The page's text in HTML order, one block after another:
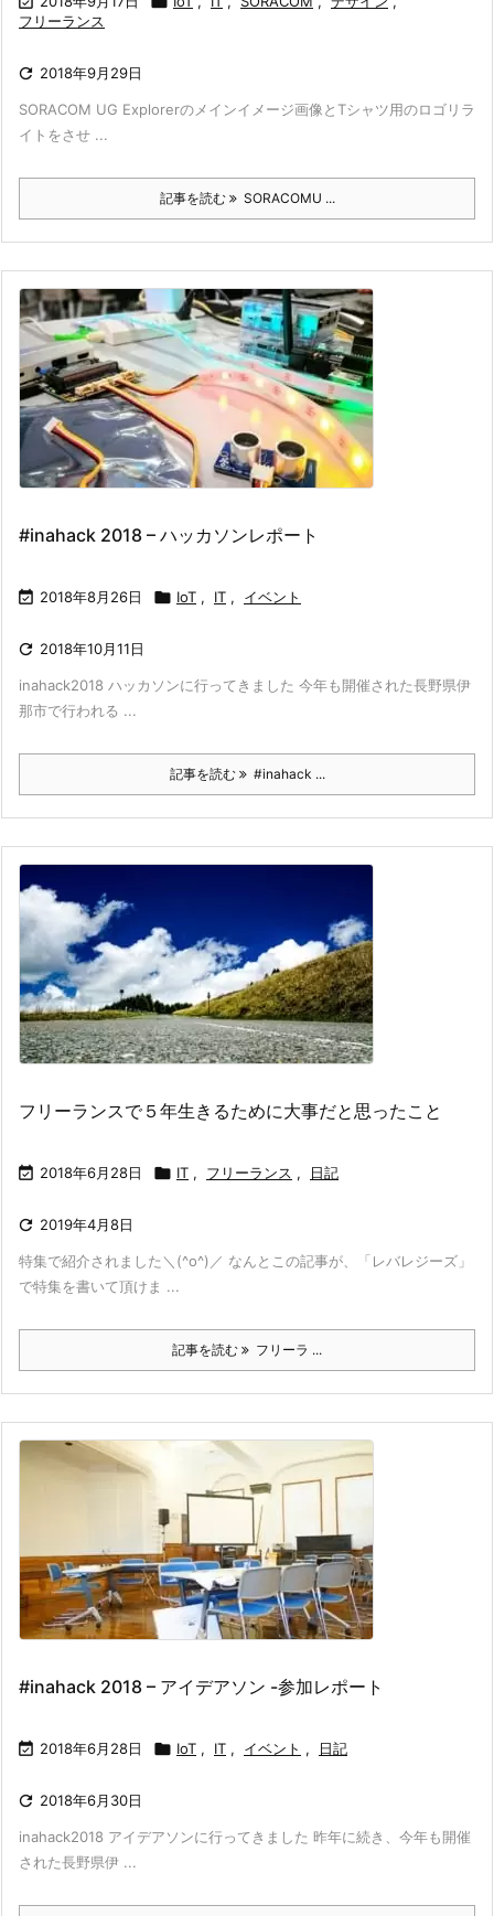
フリーランス
 2018年9月29日
SORACOM UG Explorerのメインイメージ画像とTシャツ用のロゴリラ
イトをさせ ...
記事を読む SORACOMU ...
#inahack 2018 – ハッカソンレポート
 2018年8月26日  IoT , IT , イベント
 2018年10月11日
inahack2018 ハッカソンに行ってきました 今年も開催された長野県伊
那市で行われる ...
記事を読む #inahack ...
フリーランスで５年生きるために大事だと思ったこと
 2018年6月28日  IT , フリーランス , 日記
 2019年4月8日
特集で紹介されました＼(^o^)／ なんとこの記事が、「レバレジーズ」
で特集を書いて頂けま ...
記事を読む フリーラ ...
#inahack 2018 – アイデアソン -参加レポート
 2018年6月28日  IoT , IT , イベント , 日記
 2018年6月30日
inahack2018 アイデアソンに行ってきました 昨年に続き、今年も開催
された長野県伊 ...